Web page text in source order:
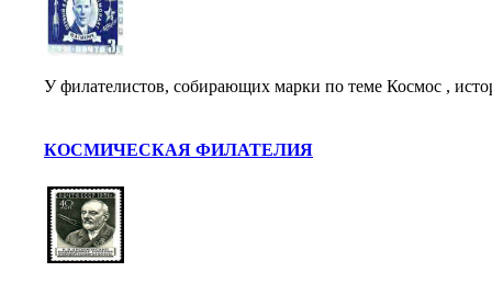
У филателистов, собирающих марки по теме Космос ,
КОСМИЧЕСКАЯ ФИЛАТЕЛИЯ